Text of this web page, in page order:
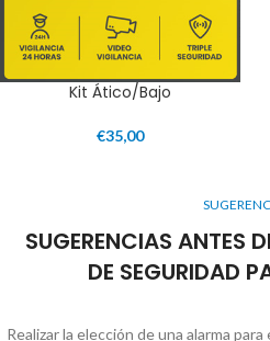
Kit Ático/Bajo
€35,00
SUGERENCIAS ANTES
DE SEGURIDAD
Realizar la elección de una alarma